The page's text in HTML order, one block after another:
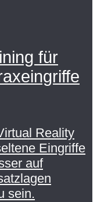
für
Reality
Eingriffe
auf
sein.